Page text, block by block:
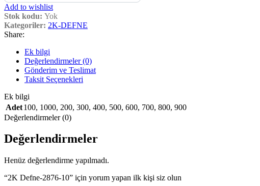
Add to wishlist
Stok kodu: Yok
Kategoriler: 2K-DEFNE
Share:
Ek bilgi
Değerlendirmeler (0)
Gönderim ve Teslimat
Taksit Seçenekleri
Ek bilgi
Adet100, 1000, 200, 300, 400, 500, 600, 700, 800, 900
Değerlendirmeler (0)
Değerlendirmeler
Henüz değerlendirme yapılmadı.
“2K Defne-2876-10” için yorum yapan ilk kişi siz olun